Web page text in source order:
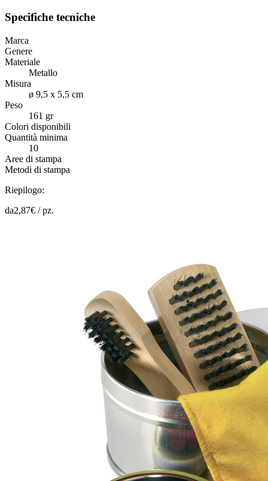
Specifiche tecniche
Marca
Genere
Materiale
Metallo
Misura
ø 9,5 x 5,5 cm
Peso
161 gr
Colori disponibili
Quantità minima
10
Aree di stampa
Metodi di stampa
Riepilogo:
da2,87€ /pz.